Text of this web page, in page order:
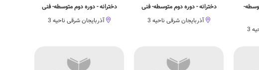
3
دخترانه - دوره دوم متوسطه- فنی
آذربایجان شرقی ناحیه 3
دخترانه - دوره دوم متوسطه- فنی
آذربایجان شرقی ناحیه 3